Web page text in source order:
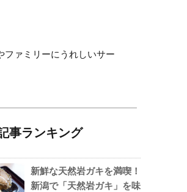
ァミリーにうれしいサー
事ランキング
新鮮な天然岩ガキを満喫！
新潟で「天然岩ガキ」を味